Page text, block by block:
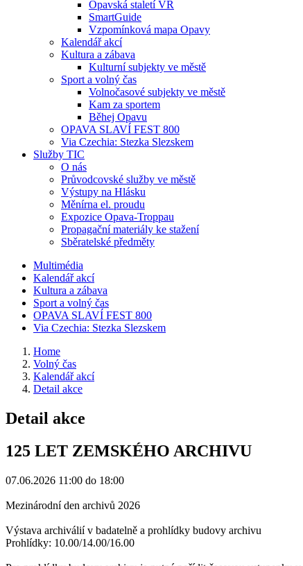
Opavská staletí VR
SmartGuide
Vzpomínková mapa Opavy
Kalendář akcí
Kultura a zábava
Kulturní subjekty ve městě
Sport a volný čas
Volnočasové subjekty ve městě
Kam za sportem
Běhej Opavu
OPAVA SLAVÍ FEST 800
Via Czechia: Stezka Slezskem
Služby TIC
O nás
Průvodcovské služby ve městě
Výstupy na Hlásku
Měnírna el. proudu
Expozice Opava-Troppau
Propagační materiály ke stažení
Sběratelské předměty
Multimédia
Kalendář akcí
Kultura a zábava
Sport a volný čas
OPAVA SLAVÍ FEST 800
Via Czechia: Stezka Slezskem
Home
Volný čas
Kalendář akcí
Detail akce
Detail akce
125 LET ZEMSKÉHO ARCHIVU
07.06.2026 11:00 do 18:00
Mezinárodní den archivů 2026
Výstava archiválií v badatelně a prohlídky budovy archivu
Prohlídky: 10.00/14.00/16.00